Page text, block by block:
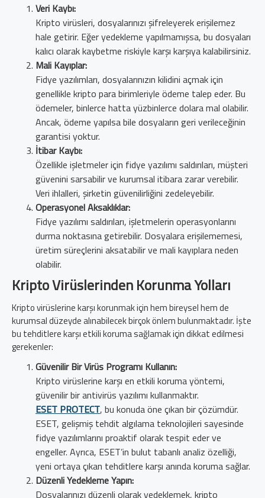
Veri Kaybı:
Kripto virüsleri, dosyalarınızı şifreleyerek erişilemez
hale getirir. Eğer yedekleme yapılmamışsa, bu dosyaları
kalıcı olarak kaybetme riskiyle karşı karşıya kalabilirsiniz.
Mali Kayıplar:
Fidye yazılımları, dosyalarınızın kilidini açmak için
genellikle kripto para birimleriyle ödeme talep eder. Bu
ödemeler, binlerce hatta yüzbinlerce dolara mal olabilir.
Ancak, ödeme yapılsa bile dosyaların geri verileceğinin
garantisi yoktur.
İtibar Kaybı:
Özellikle işletmeler için fidye yazılımı saldırıları, müşteri
güvenini sarsabilir ve kurumsal itibara zarar verebilir.
Veri ihlalleri, şirketin güvenilirliğini zedeleyebilir.
Operasyonel Aksaklıklar:
Fidye yazılımı saldırıları, işletmelerin operasyonlarını
durma noktasına getirebilir. Dosyalara erişilememesi,
üretim süreçlerini aksatabilir ve mali kayıplara neden
olabilir.
Kripto Virüslerinden Korunma Yolları
Kripto virüslerine karşı korunmak için hem bireysel hem de
kurumsal düzeyde alınabilecek birçok önlem bulunmaktadır. İşte
bu tehditlere karşı etkili koruma sağlamak için dikkat edilmesi
gerekenler:
Güvenilir Bir Virüs Programı Kullanın:
Kripto virüslerine karşı en etkili koruma yöntemi,
güvenilir bir antivirüs yazılımı kullanmaktır.
ESET PROTECT, bu konuda öne çıkan bir çözümdür.
ESET, gelişmiş tehdit algılama teknolojileri sayesinde
fidye yazılımlarını proaktif olarak tespit eder ve
engeller. Ayrıca, ESET’in bulut tabanlı analiz özelliği,
yeni ortaya çıkan tehditlere karşı anında koruma sağlar.
Düzenli Yedekleme Yapın:
Dosyalarınızı düzenli olarak yedeklemek, kripto